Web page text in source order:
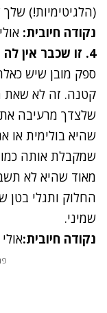
(הלגיטימיות!)
נקודה חיובית:
4. זו שכבר אין לה
ספק מובן שיש
קטנה. זה לא שאת
שלצדך מרעיבה
שהיא בולימית או
שמקבלת אותה כמו
מאוד שהיא לא
החלוק ותגלי
שמיני.
נקודה חיובית: